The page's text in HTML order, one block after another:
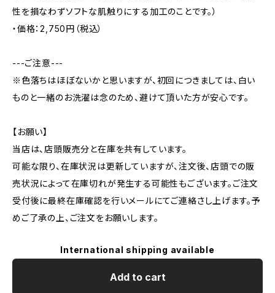
性を損なわずソフトな肌触りにする加工のことです。）
・価格：2,750円（税込）
---ご注意---
※色落ちはほぼないかと思いますが、初回につきましては、白い
ものと一緒のお洗濯は念のため、避けて頂いた方が安心です。
【お願い】
当店は、店頭販売分と在庫を共有しています。
可能な限り、在庫状況は更新していますが、注文後、店頭での販
売状況によって在庫切れが発生する可能性もございます。ご注文
受付後に最終在庫確認を行いメールにてご連絡さし上げます。予
めご了承の上、ご注文をお願いします。
International shipping available
Add to cart